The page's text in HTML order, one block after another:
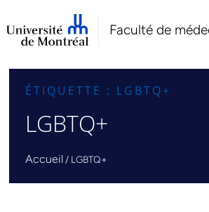
Faculté de
ÉTIQUETTE : LGBTQ+
LGBTQ+
Accueil / LGBTQ+